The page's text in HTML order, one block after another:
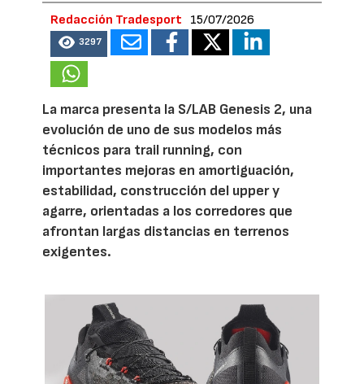
Redacción Tradesport 15/07/2026
3297
La marca presenta la S/LAB Genesis 2, una
evolución de uno de sus modelos más
técnicos para trail running, con
importantes mejoras en amortiguación,
estabilidad, construcción del upper y
agarre, orientadas a los corredores que
afrontan largas distancias en terrenos
exigentes.